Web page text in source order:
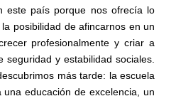
este país porque nos ofrecía lo
posibilidad de afincarnos en un
profesionalmente y criar a
seguridad y estabilidad sociales.
más tarde: la escuela
educación de excelencia, un